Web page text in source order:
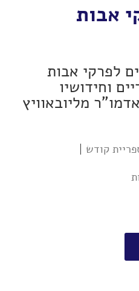
אבות
לפרקי אבות
וחידושיו
מליובאוויץ
קודש